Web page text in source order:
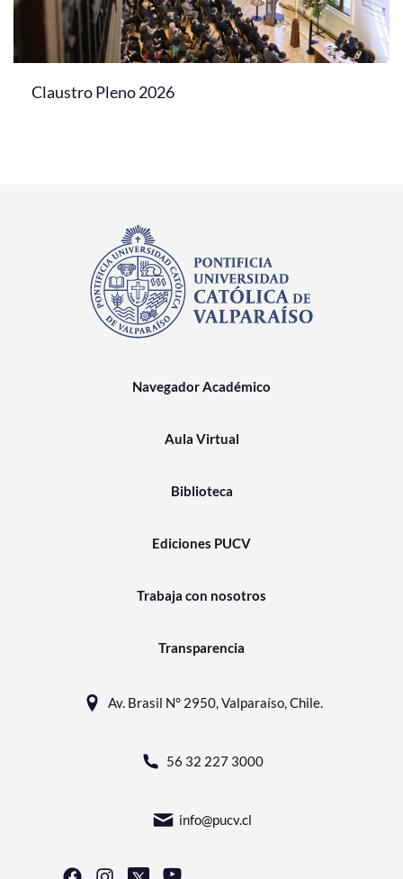
Claustro Pleno 2026
Navegador Académico
Aula Virtual
Biblioteca
Ediciones PUCV
Trabaja con nosotros
Transparencia
Av. Brasil N° 2950, Valparaíso, Chile.
56 32 227 3000
info@pucv.cl